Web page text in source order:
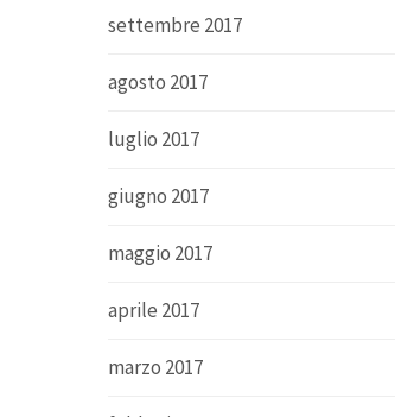
settembre 2017
agosto 2017
luglio 2017
giugno 2017
maggio 2017
aprile 2017
marzo 2017